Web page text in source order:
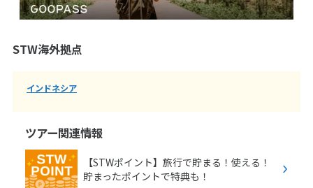
STW海外拠点
インドネシア
ツアー関連情報
【STWポイント】旅行で貯まる！使える！
貯まったポイントで特典も！